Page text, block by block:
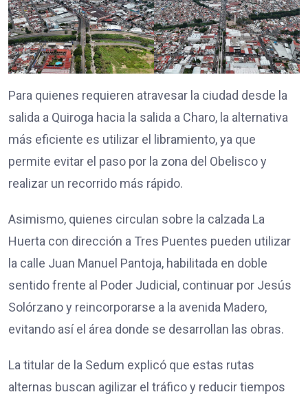
Para quienes requieren atravesar la ciudad desde la
salida a Quiroga hacia la salida a Charo, la alternativa
más eficiente es utilizar el libramiento, ya que
permite evitar el paso por la zona del Obelisco y
realizar un recorrido más rápido.
Asimismo, quienes circulan sobre la calzada La
Huerta con dirección a Tres Puentes pueden utilizar
la calle Juan Manuel Pantoja, habilitada en doble
sentido frente al Poder Judicial, continuar por Jesús
Solórzano y reincorporarse a la avenida Madero,
evitando así el área donde se desarrollan las obras.
La titular de la Sedum explicó que estas rutas
alternas buscan agilizar el tráfico y reducir tiempos